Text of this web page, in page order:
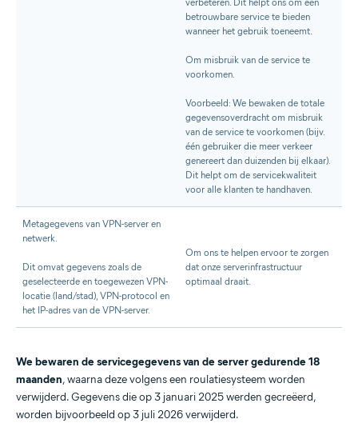
betrouwbare service te bieden
wanneer het gebruik toeneemt.
Om misbruik van de service te
voorkomen.
Voorbeeld: We bewaken de totale
gegevensoverdracht om misbruik
van de service te voorkomen (bijv.
één gebruiker die meer verkeer
genereert dan duizenden bij elkaar).
Dit helpt om de servicekwaliteit
voor alle klanten te handhaven.
Metagegevens van VPN-server en
netwerk.
Dit omvat gegevens zoals de
geselecteerde en toegewezen VPN-
locatie (land/stad), VPN-protocol en
het IP-adres van de VPN-server.
Om ons te helpen ervoor te zorgen
dat onze serverinfrastructuur
optimaal draait.
We bewaren de servicegegevens van de server gedurende 18
maanden, waarna deze volgens een roulatiesysteem worden
verwijderd. Gegevens die op 3 januari 2025 werden gecreëerd,
worden bijvoorbeeld op 3 juli 2026 verwijderd.